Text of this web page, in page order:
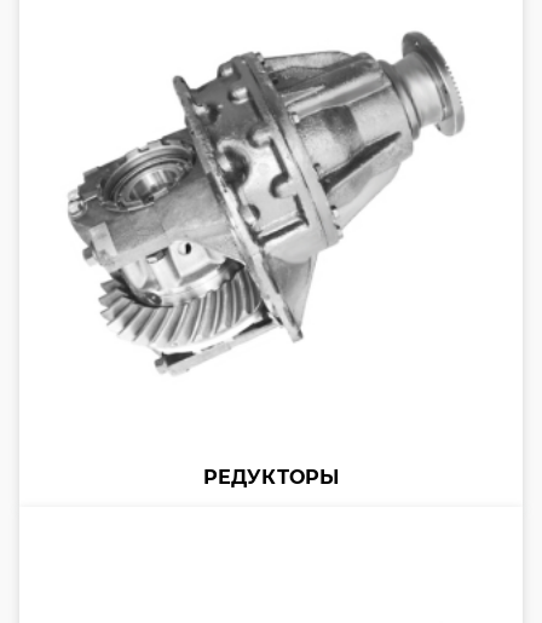
РЕДУКТОРЫ